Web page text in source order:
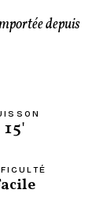
depuis
15'